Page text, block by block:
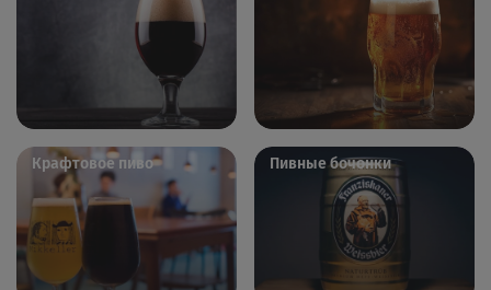
Крафтовое пиво Пивные бочонки